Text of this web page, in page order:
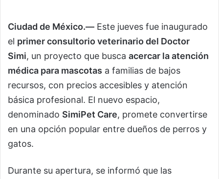
Ciudad de México.— Este jueves fue inaugurado
el primer consultorio veterinario del Doctor
Simi, un proyecto que busca acercar la atención
médica para mascotas a familias de bajos
recursos, con precios accesibles y atención
básica profesional. El nuevo espacio,
denominado SimiPet Care, promete convertirse
en una opción popular entre dueños de perros y
gatos.
Durante su apertura, se informó que las